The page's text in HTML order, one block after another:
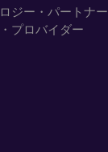
ジー・パートナー
プロバイダー